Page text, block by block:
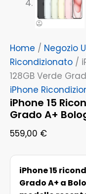
Home / Negozio
Ricondizionato /
128GB Verde
iPhone
iPhone 15
Grado A+
559,00 €
iPhone 15
Grado A+ a